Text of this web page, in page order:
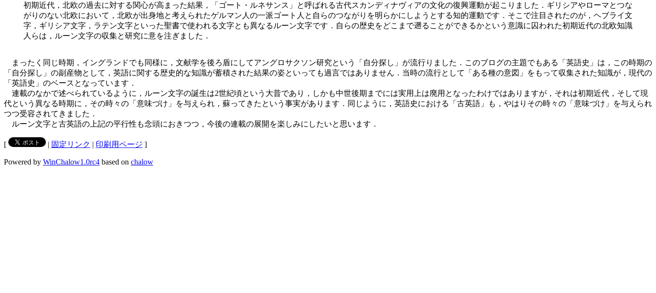
初期近代，北欧の過去に対する関心が高まった結果，「ゴート・ルネサンス」と呼ばれる古代スカンディナヴィアの文化の復興運動が起こりました．ギリシアやローマとつな
がりのない北欧において，北欧が出身地と考えられたゲルマン人の一派ゴート人と自らのつながりを明らかにしようとする知的運動です．そこで注目されたのが，ヘブライ文
字，ギリシア文字，ラテン文字といった聖書で使われる文字とも異なるルーン文字です．自らの歴史をどこまで遡ることができるかという意識に囚われた初期近代の北欧知識
人らは，ルーン文字の収集と研究に意を注ぎました．
まったく同じ時期，イングランドでも同様に，文献学を後ろ盾にしてアングロサクソン研究という「自分探し」が流行りました．このブログの主題でもある「英語史」は，この時期の
「自分探し」の副産物として，英語に関する歴史的な知識が蓄積された結果の姿といっても過言ではありません．当時の流行として「ある種の意図」をもって収集された知識が，現代の
「英語史」のベースとなっています．
連載のなかで述べられているように，ルーン文字の誕生は2世紀頃という大昔であり，しかも中世後期までには実用上は廃用となったわけではありますが，それは初期近代，そして現
代という異なる時期に，その時々の「意味づけ」を与えられ，蘇ってきたという事実があります．同じように，英語史における「古英語」も，やはりその時々の「意味づけ」を与えられ
つつ受容されてきました．
ルーン文字と古英語の上記の平行性も念頭におきつつ，今後の連載の展開を楽しみにしたいと思います．
[ | 固定リンク | 印刷用ページ ]
Powered by WinChalow1.0rc4 based on chalow